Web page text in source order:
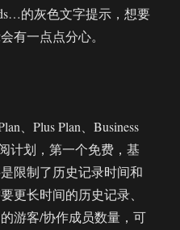
的灰色文字提示，想要
有一点点分心。
、Plus Plan、Business
计划，第一个免费，基
限制了历史记录时间和
更长时间的历史记录、
游客/协作成员数量，可